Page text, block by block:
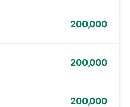
200,000
200,000
200,000